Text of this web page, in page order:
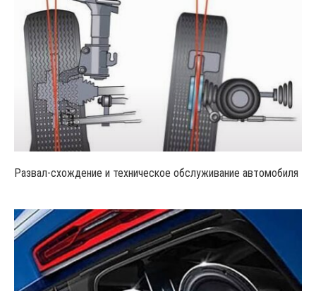
Развал-схождение и техническое обслуживание автомобиля